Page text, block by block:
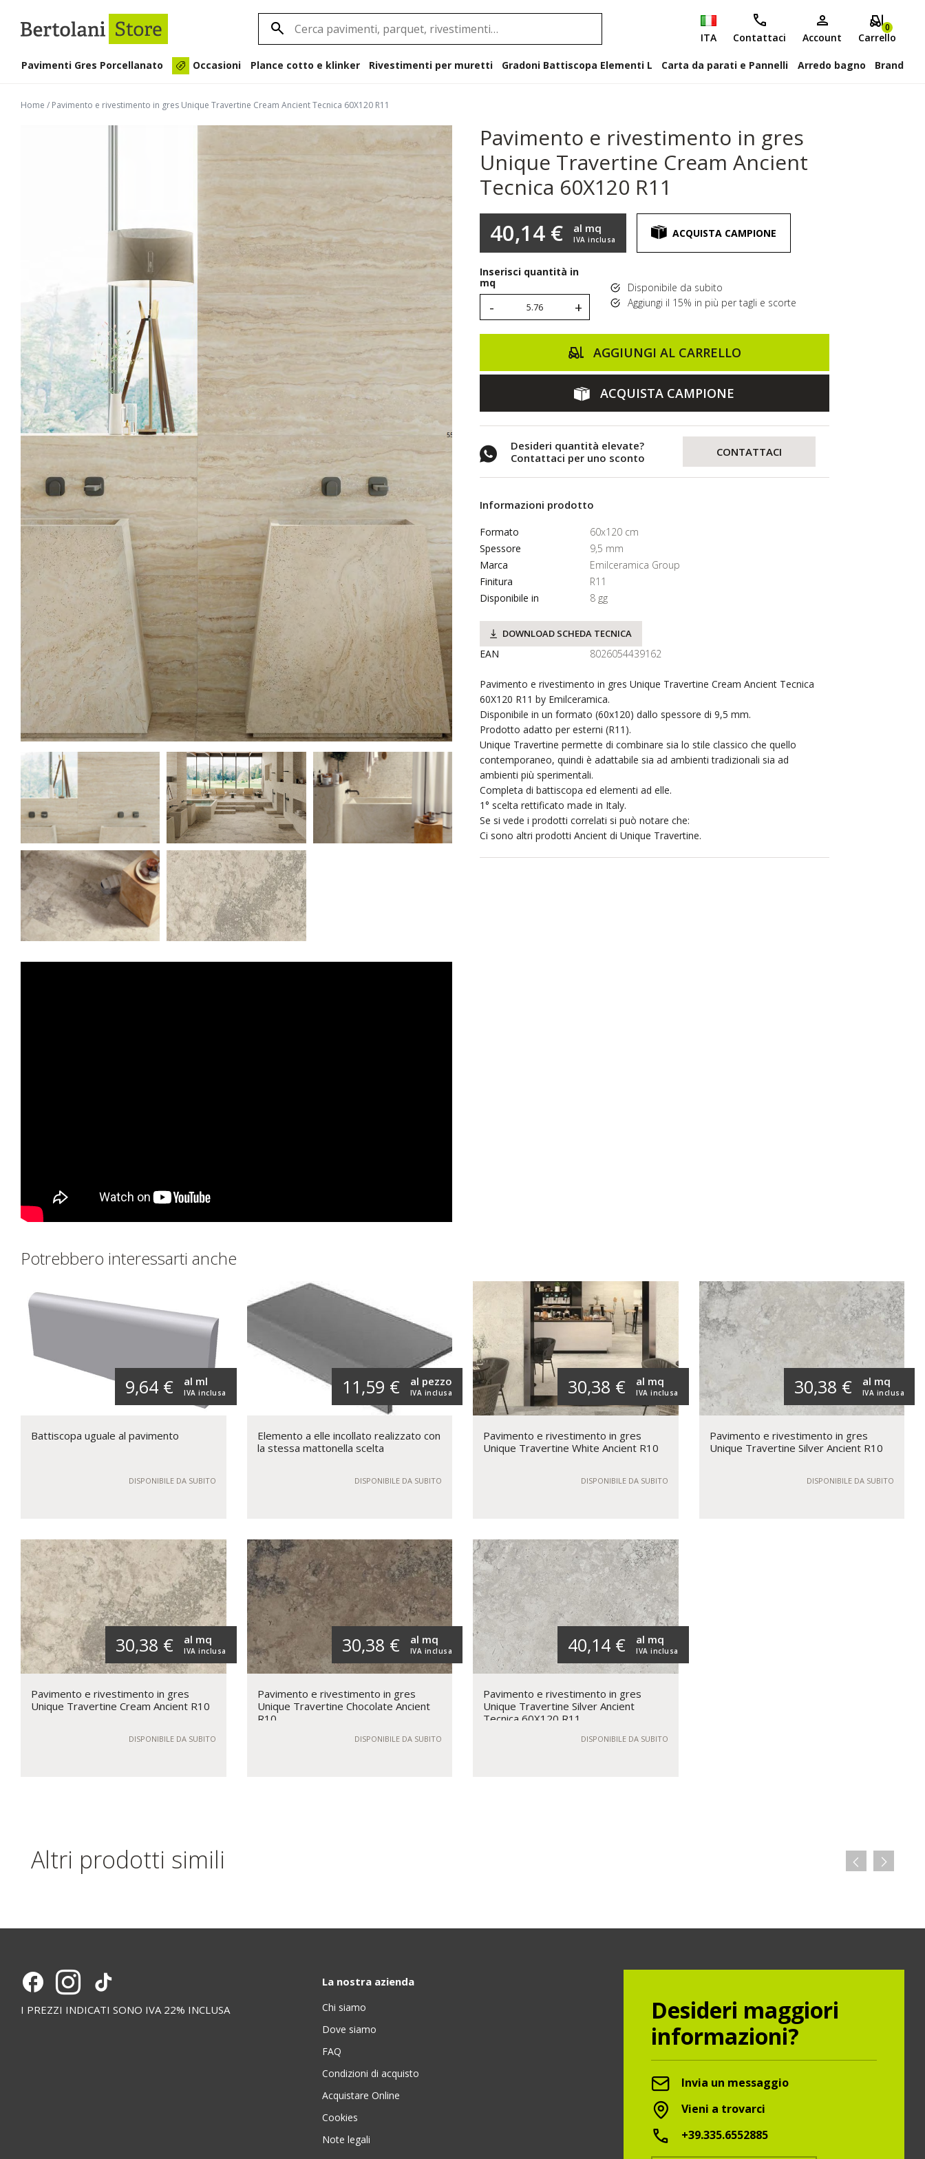
ITA Contattaci Account
0
Carrello
Pavimenti Gres Porcellanato Occasioni Plance cotto e klinker Rivestimenti per muretti Gradoni Battiscopa Elementi L Carta da parati e Pannelli Arredo bagno Brand
Home / Pavimento e rivestimento in gres Unique Travertine Cream Ancient Tecnica 60X120 R11
Pavimento e rivestimento in gres
Unique Travertine Cream Ancient
Tecnica 60X120 R11
40,14 € IVA inclusa
al mq ACQUISTA CAMPIONE
Inserisci quantità in
mq
- +
Disponibile da subito
Aggiungi il 15% in più per tagli e scorte
AGGIUNGI AL CARRELLO
ACQUISTA CAMPIONE
Desideri quantità elevate?
Contattaci per uno sconto
CONTATTACI
Informazioni prodotto
Formato
60x120 cm
Spessore
9,5 mm
Marca
Emilceramica Group
Finitura
R11
Disponibile in
8 gg
DOWNLOAD SCHEDA TECNICA
EAN 8026054439162
Pavimento e rivestimento in gres Unique Travertine Cream Ancient Tecnica
60X120 R11 by Emilceramica.
Disponibile in un formato (60x120) dallo spessore di 9,5 mm.
Prodotto adatto per esterni (R11).
Unique Travertine permette di combinare sia lo stile classico che quello
contemporaneo, quindi è adattabile sia ad ambienti tradizionali sia ad
ambienti più sperimentali.
Completa di battiscopa ed elementi ad elle.
1° scelta rettificato made in Italy.
Se si vede i prodotti correlati si può notare che:
Ci sono altri prodotti Ancient di Unique Travertine.
Potrebbero interessarti anche
9,64 € IVA inclusa
al ml
Battiscopa uguale al pavimento
DISPONIBILE DA SUBITO
11,59 € IVA inclusa
al pezzo
Elemento a elle incollato realizzato con
la stessa mattonella scelta
DISPONIBILE DA SUBITO
30,38 € IVA inclusa
al mq
Pavimento e rivestimento in gres
Unique Travertine White Ancient R10
DISPONIBILE DA SUBITO
30,38 € IVA inclusa
al mq
Pavimento e rivestimento in gres
Unique Travertine Silver Ancient R10
DISPONIBILE DA SUBITO
30,38 € IVA inclusa
al mq
Pavimento e rivestimento in gres
Unique Travertine Cream Ancient R10
DISPONIBILE DA SUBITO
30,38 € IVA inclusa
al mq
Pavimento e rivestimento in gres
Unique Travertine Chocolate Ancient
R10
DISPONIBILE DA SUBITO
40,14 € IVA inclusa
al mq
Pavimento e rivestimento in gres
Unique Travertine Silver Ancient
Tecnica 60X120 R11
DISPONIBILE DA SUBITO
Altri prodotti simili
I PREZZI INDICATI SONO IVA 22% INCLUSA
La nostra azienda
Chi siamo
Dove siamo
FAQ
Condizioni di acquisto
Acquistare Online
Cookies
Note legali
Desideri maggiori
informazioni?
Invia un messaggio
Vieni a trovarci
+39.335.6552885